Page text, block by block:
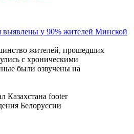
выявлены у 90% жителей Минской
жителей, прошедших
с хроническими
были озвучены на
Белоруссии